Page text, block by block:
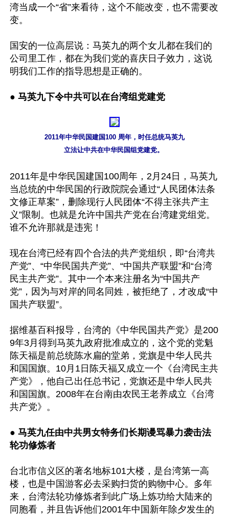
湾当成一个“省”来看待，这个不能改变，也不需要改
变。
国安的一位高层说：马英九的两个女儿都在我们的
公司里工作，都在为我们党的喜庆日子效力，这说
明我们工作的指导思想是正确的。
● 马英九下令中共可以在台湾组党建党
2011年中华民国建国100 周年，时任总统马英九
立法让中共在中华民国组党建党。
2011年是中华民国建国100周年，2月24日，马英九
当总统的中华民国的行政院院会通过“人民团体法条
文修正草案”，删除现行人民团体“不得主张共产主
义”限制。也就是允许中国共产党在台湾建党组党。
谁不允许那就是违宪！
现在台湾已经有四个合法的共产党组织，即“台湾共
产党”、“中华民国共产党”、“中国共产联盟”和“台湾
民主共产党”。其中一个本来注册名为“中国共产
党”，因为与对岸的同名同姓，被拒绝了，才改成“中
国共产联盟”。
据维基百科报导，台湾的《中华民国共产党》是200
9年3月得到马英九政府批准成立的，这个党的党魁
陈天福是前总统陈水扁的堂弟，党旗是中华人民共
和国国旗。10月1日陈天福又成立一个《台湾民主共
产党》，他自己出任总书记，党旗还是中华人民共
和国国旗。2008年在台南由农民王老养成立《台湾
共产党》。
● 马英九任由中共男女特务们长期谩骂暴力袭击法
轮功修炼者
台北市信义区的著名地标101大楼，是台湾第一高
楼，也是中国游客必去采购扫货的购物中心。多年
来，台湾法轮功修炼者到此广场上炼功给大陆来的
同胞看，并且告诉他们2001年中国新年除夕发生的